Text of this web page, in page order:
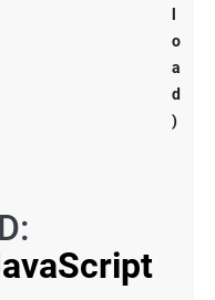
o
a
d
)